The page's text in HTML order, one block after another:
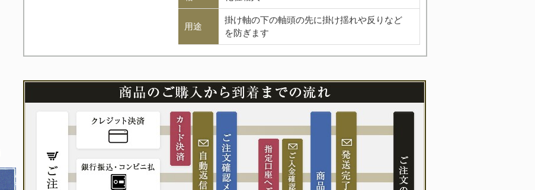
用途
掛け軸の下の軸頭の先に掛け揺れや反りなど
を防ぎます